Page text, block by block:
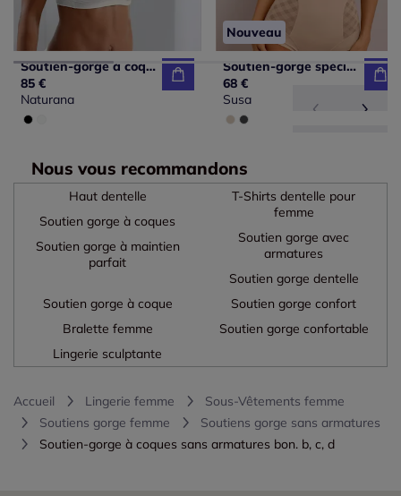
Soutien-gorge à coques sans armatures bon. a, b, c, d
85 €
Naturana
Nouveau
Soutien-gorge spécial t-shirt sans armatures bon. a, b, c, d
68 €
Susa
Nous vous recommandons
Haut dentelle
Soutien gorge à coques
Soutien gorge à maintien
parfait
T-Shirts dentelle pour
femme
Soutien gorge avec
armatures
Soutien gorge dentelle
Soutien gorge à coque
Bralette femme
Lingerie sculptante
Soutien gorge confort
Soutien gorge confortable
Accueil Lingerie femme
Sous-Vêtements femme
Soutiens gorge femme
Soutiens gorge sans armatures
Soutien-gorge à coques sans armatures bon. b, c, d